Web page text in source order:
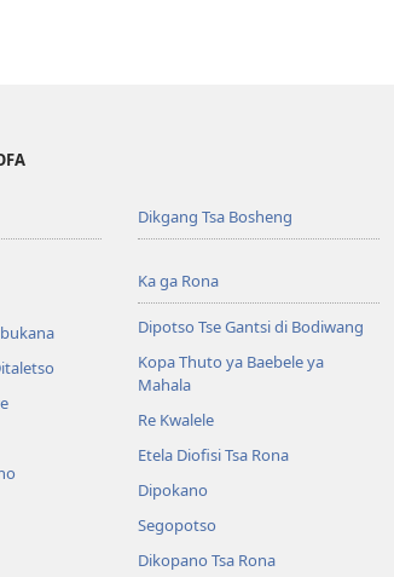
Dikgang Tsa Bosheng
Ka ga Rona
Dipotso Tse Gantsi di Bodiwang
Kopa Thuto ya Baebele ya
Mahala
Re Kwalele
Etela Diofisi Tsa Rona
Dipokano
Segopotso
Dikopano Tsa Rona